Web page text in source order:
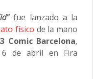
fue lanzado a la
físico de la mano
Comic Barcelona,
de abril en Fira